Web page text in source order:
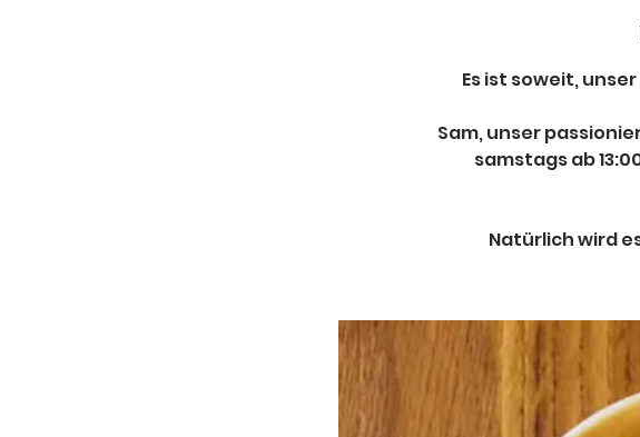
Es ist soweit,
Sam, unser
samstags ab
Natürlich wird